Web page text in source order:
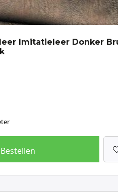
Imitatieleer Donker
Bestellen